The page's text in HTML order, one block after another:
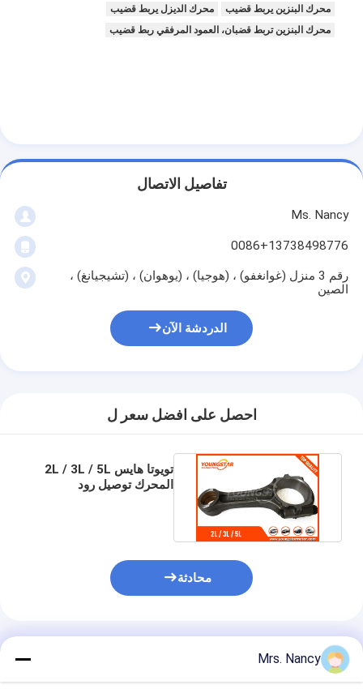
المحرك توصيل رود
أسطوانة رأس حشية
توربوتشارجير السيارة
غماز صمام المحرك
محرك البنزين يربط قضيب
محرك الديزل يربط قضيب
محرك البنزين تربط قضبان، العمود المرفقي ربط قضيب
تفاصيل الاتصال
Ms. Nancy
0086+13738498776
رقم 3 منزل (غوانغفو) ، (هوجيا) ، (يوهوان) ، (تشيجيانغ) ،
الصين
الدردشة الآن
احصل على افضل سعر ل
تويوتا هايس 2L / 3L / 5L
المحرك توصيل رود
محادثة
المنتجات الموصى بها
Mrs. Nancy